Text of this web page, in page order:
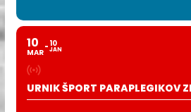
10
MAR
10
JAN
URNIK ŠPORT PARAPLEGIKOV